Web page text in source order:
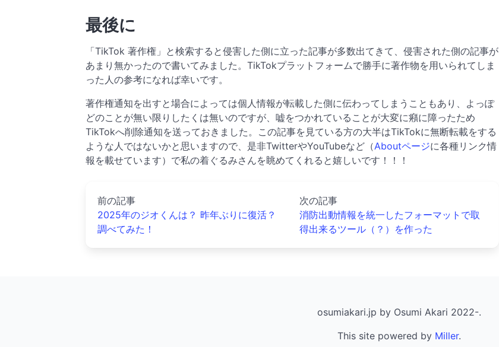
最後に
「TikTok 著作権」と検索すると侵害した側に立った記事が多数出てきて、侵害された側の記事が
あまり無かったので書いてみました。TikTokプラットフォームで勝手に著作物を用いられてしま
った人の参考になれば幸いです。
著作権通知を出すと場合によっては個人情報が転載した側に伝わってしまうこともあり、よっぽ
どのことが無い限りしたくは無いのですが、嘘をつかれていることが大変に癪に障ったため
TikTokへ削除通知を送っておきました。この記事を見ている方の大半はTikTokに無断転載をする
ような人ではないかと思いますので、是非TwitterやYouTubeなど（Aboutページに各種リンク情
報を載せています）で私の着ぐるみさんを眺めてくれると嬉しいです！！！
前の記事
2025年のジオくんは？ 昨年ぶりに復活？
調べてみた！
次の記事
消防出動情報を統一したフォーマットで取
得出来るツール（？）を作った
osumiakari.jp by Osumi Akari 2022-.
This site powered by Miller.